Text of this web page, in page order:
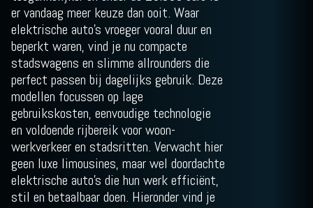
er vandaag meer keuze dan ooit. Waar
elektrische auto’s vroeger vooral duur en
beperkt waren, vind je nu compacte
stadswagens en slimme allrounders die
perfect passen bij dagelijks gebruik. Deze
modellen focussen op lage
gebruikskosten, eenvoudige technologie
en voldoende rijbereik voor woon-
werkverkeer en stadsritten. Verwacht hier
geen luxe limousines, maar wel doordachte
elektrische auto’s die hun werk efficiënt,
stil en betaalbaar doen. Hieronder vind je